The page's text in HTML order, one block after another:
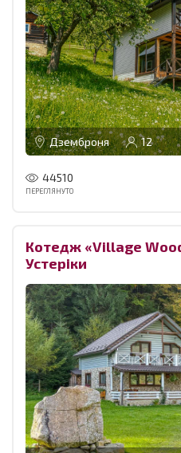
Дземброня 12
44510
ПЕРЕГЛЯНУТО
Котедж «Village
Устеріки